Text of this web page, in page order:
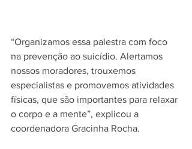
“Organizamos essa palestra com foco
na prevenção ao suicídio. Alertamos
nossos moradores, trouxemos
especialistas e promovemos atividades
físicas, que são importantes para relaxar
o corpo e a mente”, explicou a
coordenadora Gracinha Rocha.